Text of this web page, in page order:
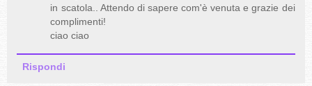
in scatola.. Attendo di sapere com'è venuta e grazie dei
complimenti!
ciao ciao
Rispondi